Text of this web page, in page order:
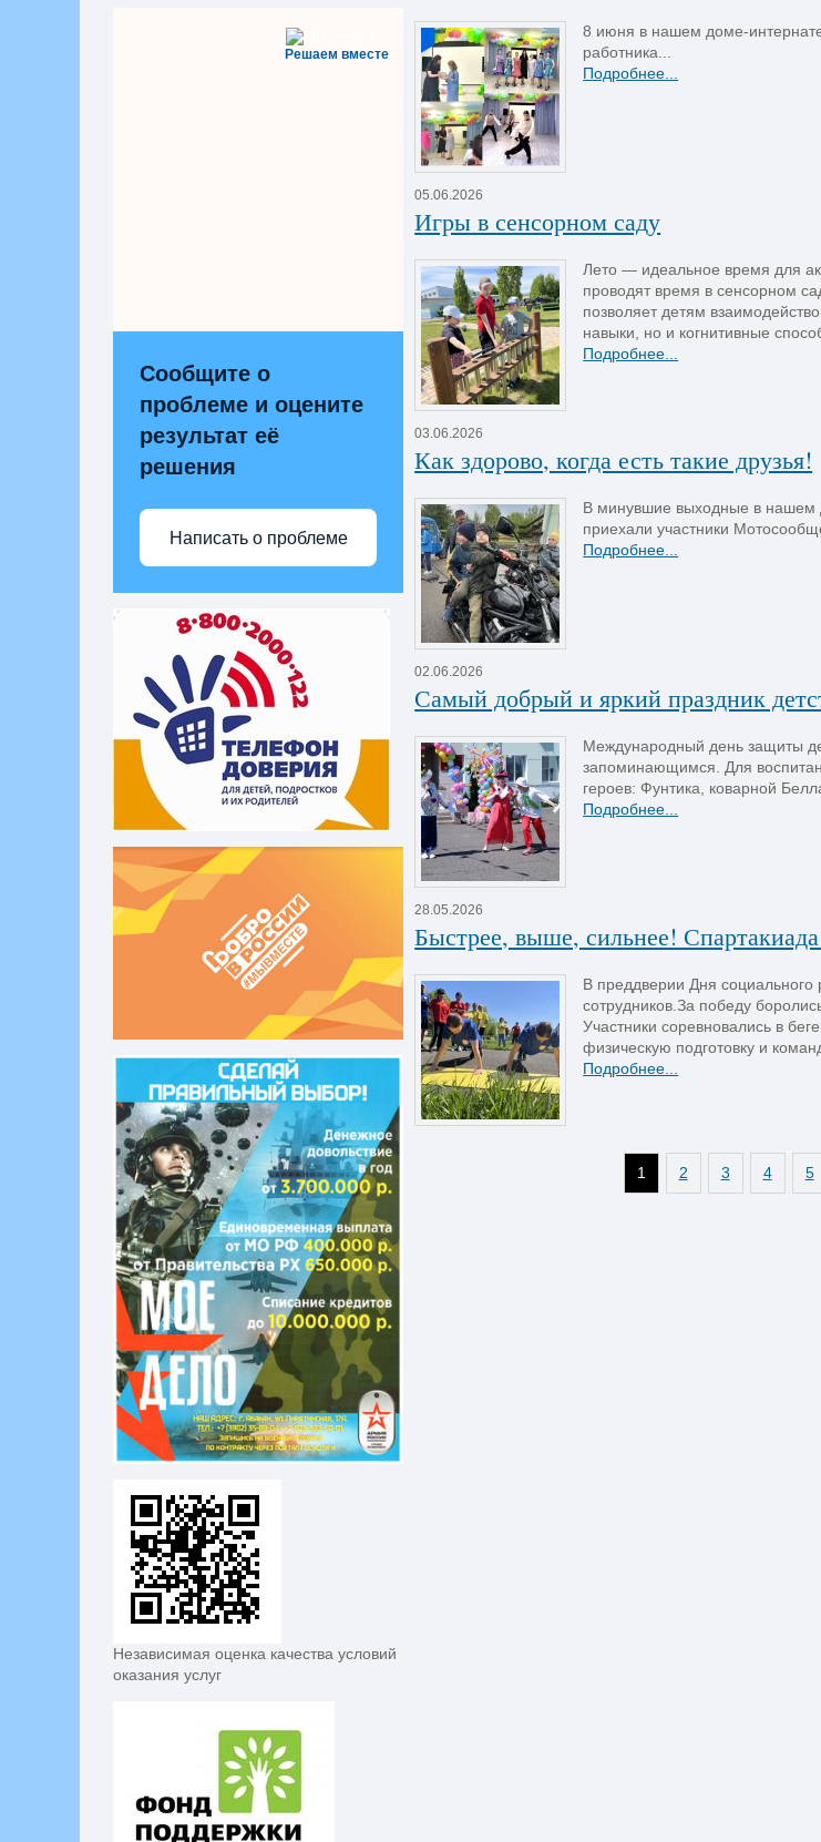
Решаем вместе
Сообщите о
проблеме и оцените
результат её
решения
Написать о проблеме
Независимая оценка качества условий
оказания услуг
8 июня в нашем доме-
работника...
Подробнее...
05.06.2026
Игры в сенсорном саду
Лето — идеальное время для
проводят время в сенсорном
позволяет детям
навыки, но и когнитивные
Подробнее...
03.06.2026
Как здорово, когда есть такие друзья!
В минувшие выходные в нашем
приехали участники
Подробнее...
02.06.2026
Самый добрый и яркий праздник
Международный день защиты
запоминающимся. Для
героев: Фунтика, коварной
Подробнее...
28.05.2026
Быстрее, выше, сильнее!
В преддверии Дня
сотрудников.За победу
Участники соревновались в
физическую подготовку и
Подробнее...
1 2 3 4 5